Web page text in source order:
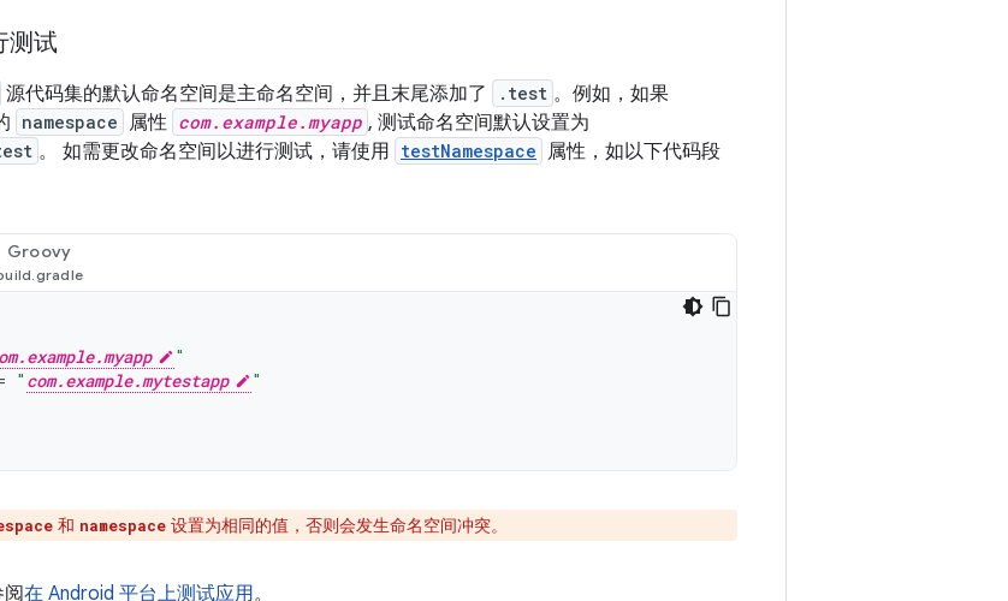
测试
源代码集的默认命名空间是主命名空间，并且末尾添加了 .test 。例如，如果
namespace 属性 com.example.myapp , 测试命名空间默认设置为
。 如需更改命名空间以进行测试，请使用 testNamespace 属性，如以下代码段
Groovy
"
" com.example.mytestapp
"
和 namespace 设置为相同的值，否则会发生命名空间冲突。
在 Android 平台上测试应用。